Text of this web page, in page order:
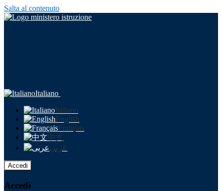
Salta al contenuto
Italiano
Italiano
English
Français
中文
عربى
Accedi
Accedi